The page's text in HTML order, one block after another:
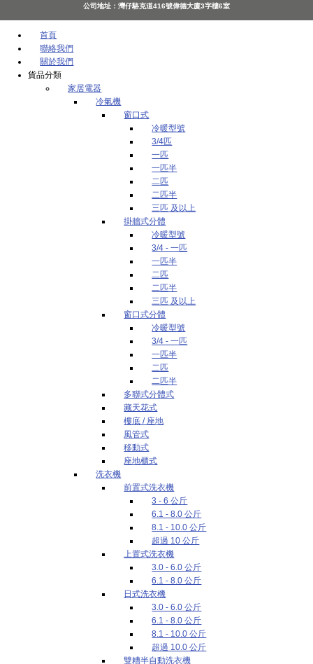
公司地址：灣仔駱克道416號偉德大廈3字樓6室
首頁
聯絡我們
關於我們
貨品分類
家居電器
冷氣機
窗口式
冷暖型號
3/4匹
一匹
一匹半
二匹
二匹半
三匹 及以上
掛牆式分體
冷暖型號
3/4 - 一匹
一匹半
二匹
二匹半
三匹 及以上
窗口式分體
冷暖型號
3/4 - 一匹
一匹半
二匹
二匹半
多聯式分體式
藏天花式
樓底 / 座地
風管式
移動式
座地櫃式
洗衣機
前置式洗衣機
3 - 6 公斤
6.1 - 8.0 公斤
8.1 - 10.0 公斤
超過 10 公斤
上置式洗衣機
3.0 - 6.0 公斤
6.1 - 8.0 公斤
日式洗衣機
3.0 - 6.0 公斤
6.1 - 8.0 公斤
8.1 - 10.0 公斤
超過 10.0 公斤
雙糟半自動洗衣機